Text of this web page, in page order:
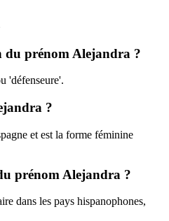
du prénom Alejandra ?
'défenseure'.
?
et est la forme féminine
prénom Alejandra ?
dans les pays hispanophones,